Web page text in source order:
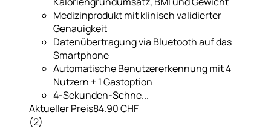
Medizinprodukt mit klinisch validierter
Genauigkeit
Datenübertragung via Bluetooth auf das
Smartphone
Automatische Benutzererkennung mit 4
Nutzern + 1 Gastoption
4-Sekunden-Schne...
Aktueller Preis84.90 CHF
(2)